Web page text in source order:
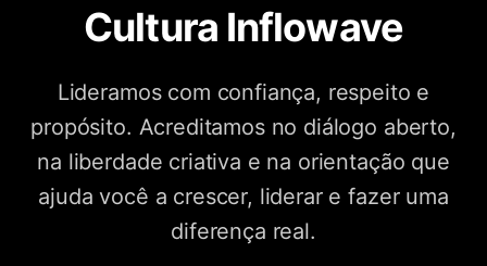
Cultura Inflowave
Lideramos com confiança, respeito e
propósito. Acreditamos no diálogo aberto,
na liberdade criativa e na orientação que
ajuda você a crescer, liderar e fazer uma
diferença real.